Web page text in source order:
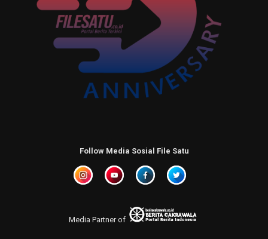
Follow Media Sosial File Satu
Media Partner of